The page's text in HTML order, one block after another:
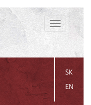
Toggle
navigation
SK
EN